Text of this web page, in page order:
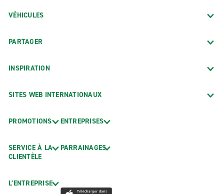
VÉHICULES
PARTAGER
INSPIRATION
SITES WEB INTERNATIONAUX
PROMOTIONS
SERVICE À LA
CLIENTÈLE
L’ENTREPRISE
ENTREPRISES
PARRAINAGES